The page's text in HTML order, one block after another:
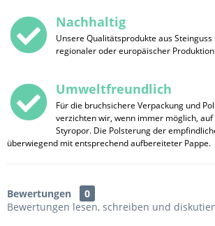
Nachhaltig
Unsere Qualitätsprodukte aus
regionaler oder europäischer
Umweltfreundlich
Für die bruchsichere Verpackung und
verzichten wir, wenn immer möglich,
Styropor. Die Polsterung der
überwiegend mit entsprechend aufbereiteter Pappe.
Bewertungen
0
Bewertungen lesen, schreiben und